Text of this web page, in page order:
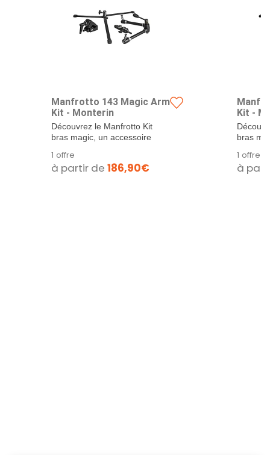
Manfrotto 143 Magic Arm
Kit - Monterin
Découvrez le Manfrotto Kit
bras magic, un accessoire
1 offre
à partir de 186,90€
Kit -
bras
1 offre
à